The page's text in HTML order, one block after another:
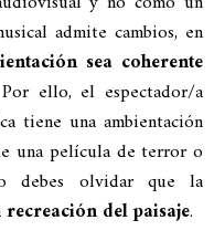
admite cambios, en
sea coherente
ello, el espectador/a
tiene una ambientación
una película de terror o
debes olvidar que la
recreación del paisaje.